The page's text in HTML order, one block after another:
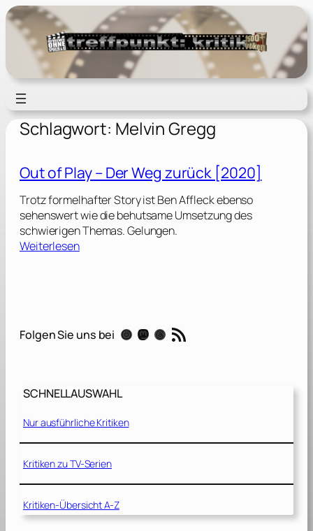
Zum
Inhalt
springen
Schlagwort: Melvin Gregg
Out of Play – Der Weg zurück [2020]
Trotz formelhafter Story ist Ben Affleck ebenso
sehenswert wie die behutsame Umsetzung des
schwierigen Themas. Gelungen.
Weiterlesen:
P
D
e
r
g
z
Folgen Sie uns bei Instagram Mastodon Threads RSS-Feed
SCHNELLAUSWAHL
Nur ausführliche Kritiken
Kritiken zu TV-Serien
Kritiken-Übersicht A-Z